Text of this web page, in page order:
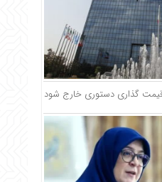
قیمت گذاری دستوری خارج شود